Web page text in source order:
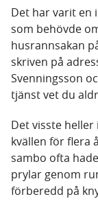
Det har varit en
som behövde
husrannsakan
skriven på
Svenningsson
tjänst vet du
Det visste
kvällen för flera
sambo ofta
prylar genom
förberedd på